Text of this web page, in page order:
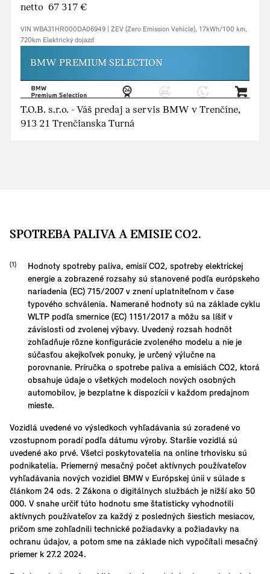
netto 67 317 €
VIN WBA31HR000DA06949 | ZEV (Zero Emission Vehicle), 17kWh/100 km,
720km Elektrický dojazd
BMW PREMIUM SELECTION
T.O.B. s.r.o. - Váš predaj a servis BMW v Trenčíne,
913 21 Trenčianska Turná
SPOTREBA PALIVA A EMISIE CO2.
Hodnoty spotreby paliva, emisií CO2, spotreby elektrickej
energie a zobrazené rozsahy sú stanovené podľa európskeho
nariadenia (EC) 715/2007 v znení uplatniteľnom v čase
typového schválenia. Namerané hodnoty sú na základe cyklu
WLTP podľa smernice (EC) 1151/2017 a môžu sa líšiť v
závislosti od zvolenej výbavy. Uvedený rozsah hodnôt
zohľadňuje rôzne konfigurácie zvoleného modelu a nie je
súčasťou akejkoľvek ponuky, je určený výlučne na
porovnanie. Príručka o spotrebe paliva a emisiách CO2, ktorá
obsahuje údaje o všetkých modeloch nových osobných
automobilov, je bezplatne k dispozícii v každom predajnom
mieste.
Vozidlá uvedené vo výsledkoch vyhľadávania sú zoradené vo
vzostupnom poradí podľa dátumu výroby. Staršie vozidlá sú
uvedené ako prvé. Všetci poskytovatelia na online trhovisku sú
podnikatelia. Priemerný mesačný počet aktívnych používateľov
vyhľadávania nových vozidiel BMW v Európskej únii v súlade s
článkom 24 ods. 2 Zákona o digitálnych službách je nižší ako 50
000. V snahe určiť túto hodnotu sme štatisticky vyhodnotili
aktívnych používateľov za každý z posledných šiestich mesiacov,
pričom sme zohľadnili technické požiadavky a požiadavky na
ochranu údajov, a potom sme na základe nich vypočítali mesačný
priemer k 27.2 2024.